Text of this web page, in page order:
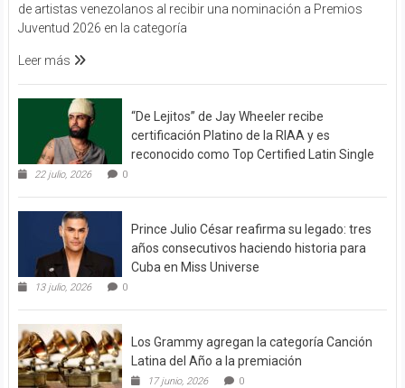
de artistas venezolanos al recibir una nominación a Premios
Juventud 2026 en la categoría
Leer más
“De Lejitos” de Jay Wheeler recibe
certificación Platino de la RIAA y es
reconocido como Top Certified Latin Single
22 julio, 2026 0
Prince Julio César reafirma su legado: tres
años consecutivos haciendo historia para
Cuba en Miss Universe
13 julio, 2026 0
Los Grammy agregan la categoría Canción
Latina del Año a la premiación
17 junio, 2026 0